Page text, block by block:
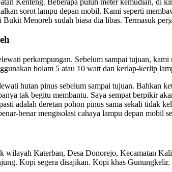
sorot lampu depan mobil. Kami seperti
Menoreh sudah biasa dia libas. Termasuk
perkampungan. Sebelum sampai tujuan,
bolam 5 atau 10 watt dan kerlap-kerlip
hutan pinus sebelum sampai tujuan. Bahkan
tak begitu membantu. Saya sempat berpikir
adalah deretan pohon pinus sama sekali tidak
benar mengisolasi cahaya lampu depan mobil
Katerban, Desa Donorejo, Kecamatan
Kopi segera disajikan. Kopi khas